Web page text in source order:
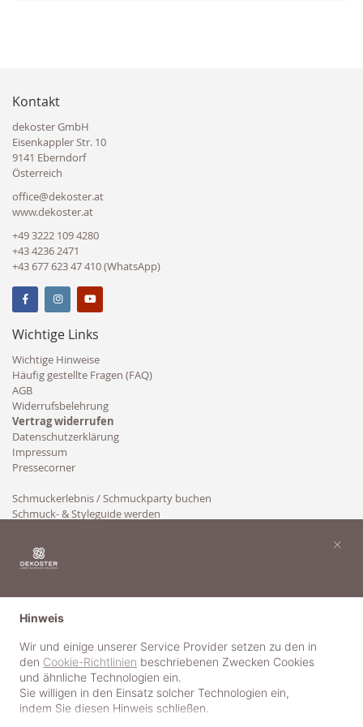
Kontakt
dekoster GmbH
Eisenkappler Str. 10
9141 Eberndorf
Österreich
office@dekoster.at
www.dekoster.at
+49 3222 109 4280
+43 4236 2471
+43 677 623 47 410 (WhatsApp)
Wichtige Links
Wichtige Hinweise
Häufig gestellte Fragen (FAQ)
AGB
Widerrufsbelehrung
Vertrag widerrufen
Datenschutzerklärung
Impressum
Pressecorner
Schmuckerlebnis / Schmuckparty buchen
Schmuck- & Styleguide werden
Hinweis
Wir und einige unserer Service Provider setzen zu den in
den Cookie-Richtlinien beschriebenen Zwecken Cookies
und ähnliche Technologien ein.
Sie willigen in den Einsatz solcher Technologien ein,
indem Sie diesen Hinweis schließen.
×